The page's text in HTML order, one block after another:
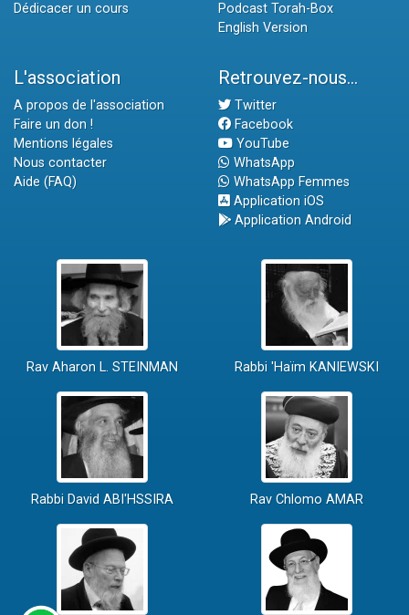
Dédicacer un cours
Podcast Torah-Box
English Version
L'association
A propos de l'association
Faire un don !
Mentions légales
Nous contacter
Aide (FAQ)
Retrouvez-nous...
Twitter
Facebook
YouTube
WhatsApp
WhatsApp Femmes
Application iOS
Application Android
Rav Aharon L. STEINMAN Rabbi 'Haïm KANIEWSKI
Rabbi David ABI'HSSIRA Rav Chlomo AMAR